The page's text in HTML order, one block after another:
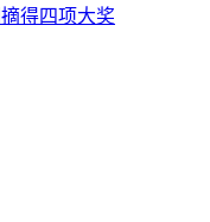
得四项大奖